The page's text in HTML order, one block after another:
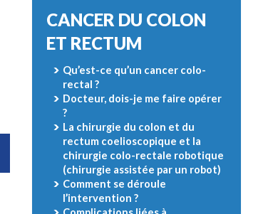
CANCER DU COLON
ET RECTUM
Qu’est-ce qu’un cancer colo-
rectal ?
Docteur, dois-je me faire opérer
?
La chirurgie du colon et du
rectum coelioscopique et la
chirurgie colo-rectale robotique
(chirurgie assistée par un robot)
Comment se déroule
l’intervention ?